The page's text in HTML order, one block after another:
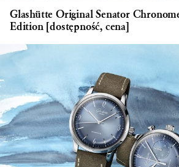
Glashütte Original Senator
Edition [dostępność, cena]